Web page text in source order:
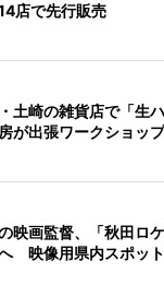
店で先行販売
土崎の雑貨店で「生
が出張ワークショップ
映画監督、「秋田ロ
映像用県内スポッ